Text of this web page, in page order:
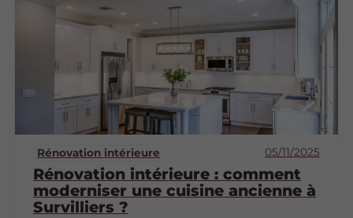
Rénovation intérieure 05/11/2025
Rénovation intérieure : comment
moderniser une cuisine ancienne à
Survilliers ?